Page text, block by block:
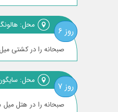
روز 6
محل:
صبحانه را در کشتی
روز 7
محل:
صبحانه را در ھتل